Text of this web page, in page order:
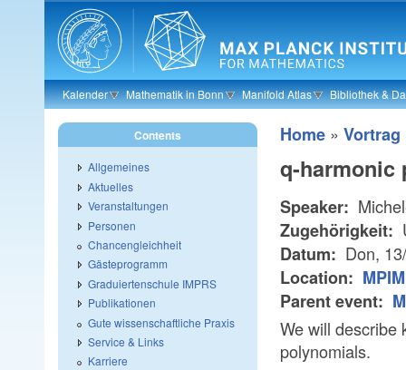
Skip to main content
Kalender Mathematik in Bonn Manifold Atlas Bibliothek &
Home » Vortrag
q-harmonic
Speaker:
Zugehörigkeit:
Datum: Don,
Location:
Parent event:
We will describe
polynomials.
Contents
Allgemeines
Aktuelles
Veranstaltungen
Personen
Chancengleichheit
Gästeprogramm
Graduiertenschule IMPRS
Publikationen
Gute wissenschaftliche Praxis
Service & Links
Karriere